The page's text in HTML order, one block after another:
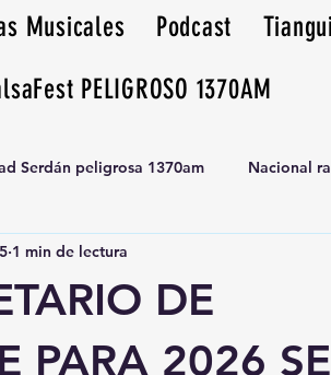
Musicales Podcast
PELIGROSO 1370AM
Serdán peligrosa 1370am Nacional
huamantla
DE
PARA 2026 SE
1 min de lectura